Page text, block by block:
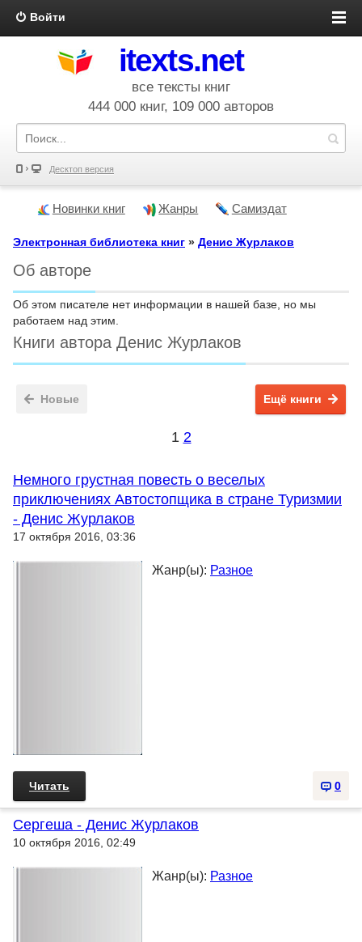
Войти
itexts.net
все тексты книг
444 000 книг, 109 000 авторов
Десктоп версия
Новинки книг Жанры Самиздат
Электронная библиотека книг » Денис Журлаков
Об авторе
Об этом писателе нет информации в нашей базе, но мы
работаем над этим.
Книги автора Денис Журлаков
Новые Ещё книги
1 2
Немного грустная повесть о веселых
приключениях Автостопщика в стране Туризмии
- Денис Журлаков
17 октября 2016, 03:36
Жанр(ы): Разное
0
Читать
Сергеша - Денис Журлаков
10 октября 2016, 02:49
Жанр(ы): Разное